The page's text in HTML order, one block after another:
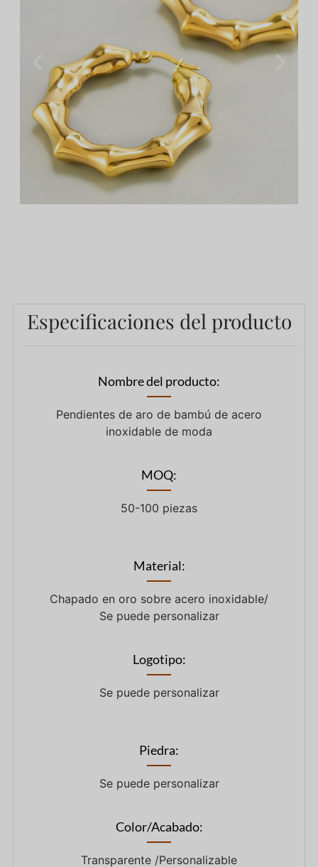
Especificaciones del producto
Nombre del producto:
Pendientes de aro de bambú de acero
inoxidable de moda
MOQ:
50-100 piezas
Material:
Chapado en oro sobre acero inoxidable/
Se puede personalizar
Logotipo:
Se puede personalizar
Piedra:
Se puede personalizar
Color/Acabado:
Transparente /Personalizable